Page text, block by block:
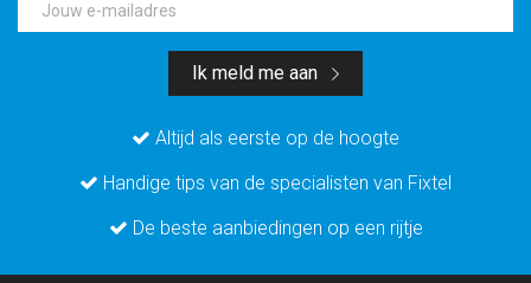
Jouw e-mailadres
Ik meld me aan
Altijd als eerste op de hoogte
Handige tips van de specialisten van Fixtel
De beste aanbiedingen op een rijtje